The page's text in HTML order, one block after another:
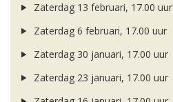
Zaterdag 13 februari, 17.00 uur
Zaterdag 6 februari, 17.00 uur
Zaterdag 30 januari, 17.00 uur
Zaterdag 23 januari, 17.00 uur